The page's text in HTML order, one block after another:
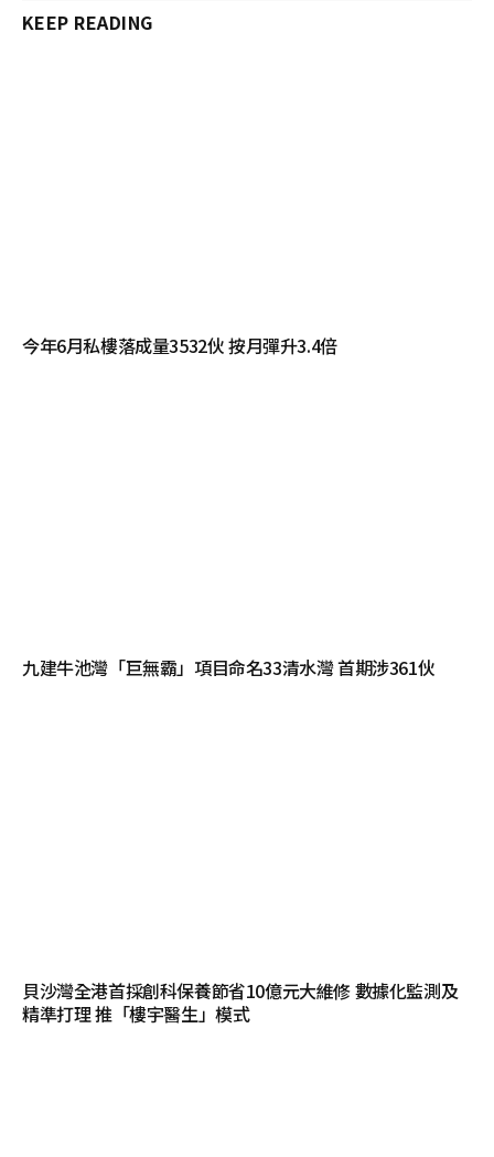
KEEP READING
今年6月私樓落成量3532伙 按月彈升3.4倍
九建牛池灣「巨無霸」項目命名33清水灣 首期涉361伙
貝沙灣全港首採創科保養節省10億元大維修 數據化監測及
精準打理 推「樓宇醫生」模式